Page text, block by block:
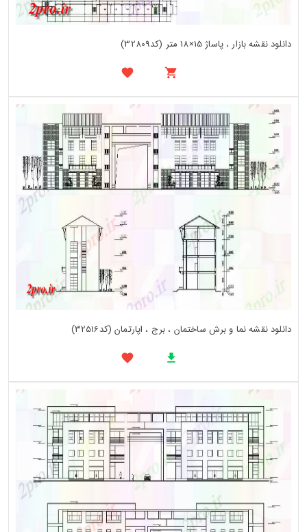
دانلود نقشه بازار ، پاساژ 15×18 متر (کد32809)
دانلود نقشه نما و برش ساختمان ، برج ، اپارتمان (کد32516)